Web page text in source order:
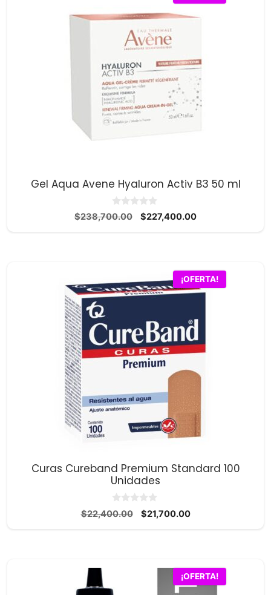
Gel Aqua Avene Hyaluron Activ B3 50 ml
0
d
$238,700.00
El
$227,400.00El
¡OFERTA!
Curas Cureband Premium Standard 100
Unidades
0
d
$22,400.00
El
$21,700.00El
¡OFERTA!